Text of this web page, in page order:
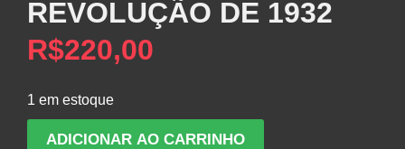
REVOLUÇÃO DE 1932
R$220,00
1 em estoque
ADICIONAR AO CARRINHO